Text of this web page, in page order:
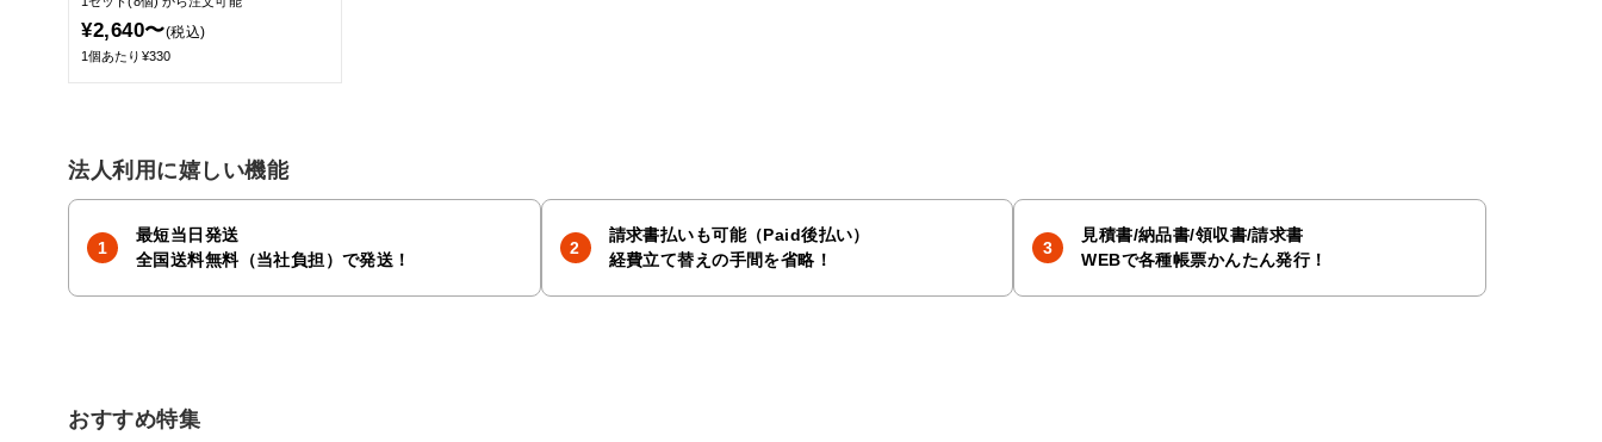
¥2,640〜(税込)
1個あたり¥330
法人利用に嬉しい機能
最短当日発送
全国送料無料（当社負担）で発送！
請求書払いも可能（Paid後払い）
経費立て替えの手間を省略！
見積書/納品書/領収書/請求書
WEBで各種帳票かんたん発行！
おすすめ特集